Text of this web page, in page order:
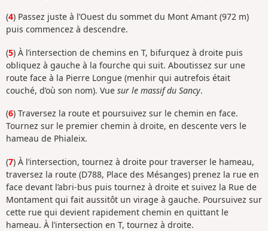
(4) Passez juste à l’Ouest du sommet du Mont Amant (972 m)
puis commencez à descendre.
(5) À l’intersection de chemins en T, bifurquez à droite puis
obliquez à gauche à la fourche qui suit. Aboutissez sur une
route face à la Pierre Longue (menhir qui autrefois était
couché, d’où son nom). Vue sur le massif du Sancy.
(6) Traversez la route et poursuivez sur le chemin en face.
Tournez sur le premier chemin à droite, en descente vers le
hameau de Phialeix.
(7) À l’intersection, tournez à droite pour traverser le hameau,
traversez la route (D788, Place des Mésanges) prenez la rue en
face devant l’abri-bus puis tournez à droite et suivez la Rue de
Montament qui fait aussitôt un virage à gauche. Poursuivez sur
cette rue qui devient rapidement chemin en quittant le
hameau. À l’intersection en T, tournez à droite.